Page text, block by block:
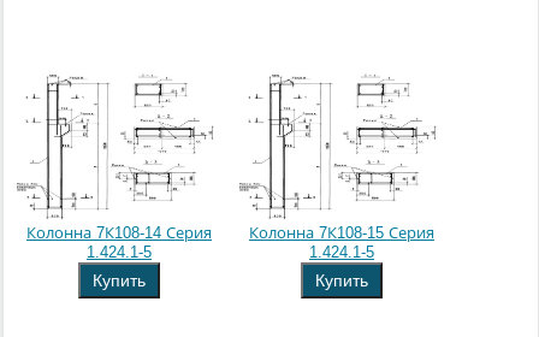
Колонна 7К108-14 Серия
1.424.1-5
Купить
Колонна 7К108-15 Серия
1.424.1-5
Купить